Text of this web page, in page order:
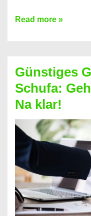
Kredit
dabei
profitieren
–
So
funktioniert’s
Read more »
Günstiges
Schufa:
Na klar!